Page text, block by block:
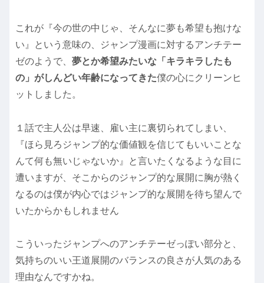
これが『今の世の中じゃ、そんなに夢も希望も抱けな
い』という意味の、ジャンプ漫画に対するアンチテー
ゼのようで、 夢とか希望みたいな「キラキラしたも
の」がしんどい年齢になってきた僕の心にクリーンヒ
ットしました。
１話で主人公は早速、雇い主に裏切られてしまい、
『ほら見ろジャンプ的な価値観を信じてもいいことな
んて何も無いじゃないか』と言いたくなるような目に
遭いますが、そこからのジャンプ的な展開に胸が熱く
なるのは僕が内心ではジャンプ的な展開を待ち望んで
いたからかもしれません
こういったジャンプへのアンチテーゼっぽい部分と、
気持ちのいい王道展開のバランスの良さが人気のある
理由なんですかね。